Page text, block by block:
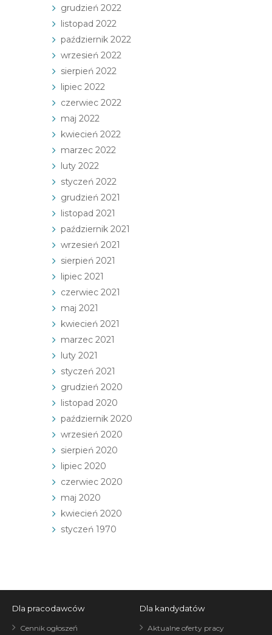
grudzień 2022
listopad 2022
październik 2022
wrzesień 2022
sierpień 2022
lipiec 2022
czerwiec 2022
maj 2022
kwiecień 2022
marzec 2022
luty 2022
styczeń 2022
grudzień 2021
listopad 2021
październik 2021
wrzesień 2021
sierpień 2021
lipiec 2021
czerwiec 2021
maj 2021
kwiecień 2021
marzec 2021
luty 2021
styczeń 2021
grudzień 2020
listopad 2020
październik 2020
wrzesień 2020
sierpień 2020
lipiec 2020
czerwiec 2020
maj 2020
kwiecień 2020
styczeń 1970
Dla pracodawców
Cennik ogłoszeń
Dla kandydatów
Aktualne oferty pracy